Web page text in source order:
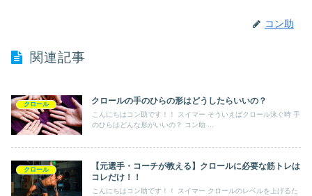
コン助
関連記事
クロール クロールの手のひらの形はどうしたらいいの？
こんにちはコン助です！！ スイマー そういえばクロール泳ぐ時 手
のひらはどんな形がいいの？ コン助 ...
クロール
【元選手・コーチが教える】クロールに必要な筋トレは
コレだけ！！
こんにちはコン助です！！ スイマー クロールのレベルを上げるた